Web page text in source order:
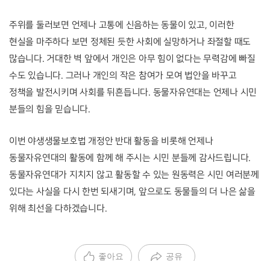
주위를 둘러보면 언제나 고통에 신음하는 동물이 있고, 이러한
현실을 마주하다 보면 정체된 듯한 사회에 실망하거나 좌절할 때도
많습니다. 거대한 벽 앞에서 개인은 아무 힘이 없다는 무력감에 빠질
수도 있습니다. 그러나 개인의 작은 참여가 모여 법안을 바꾸고
정책을 발전시키며 사회를 뒤흔듭니다. 동물자유연대는 언제나 시민
분들의 힘을 믿습니다.
이번 야생생물보호법 개정안 반대 활동을 비롯해 언제나
동물자유연대의 활동에 함께 해 주시는 시민 분들께 감사드립니다.
동물자유연대가 지치지 않고 활동할 수 있는 원동력은 시민 여러분께
있다는 사실을 다시 한번 되새기며, 앞으로도 동물들의 더 나은 삶을
위해 최선을 다하겠습니다.
좋아요 공유